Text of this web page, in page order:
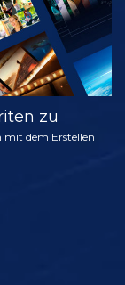
zu
mit dem Erstellen